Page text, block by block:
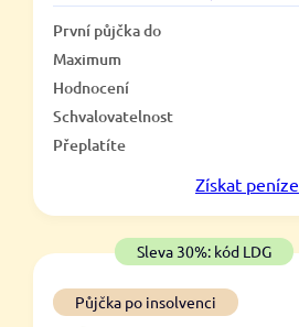
Po insolvenci
ano
ne
První půjčka do
Maximum
Hodnocení
Schvalovatelnost
Přeplatíte
Získat peníze
Sleva 30%: kód LDG
Půjčka po insolvenci